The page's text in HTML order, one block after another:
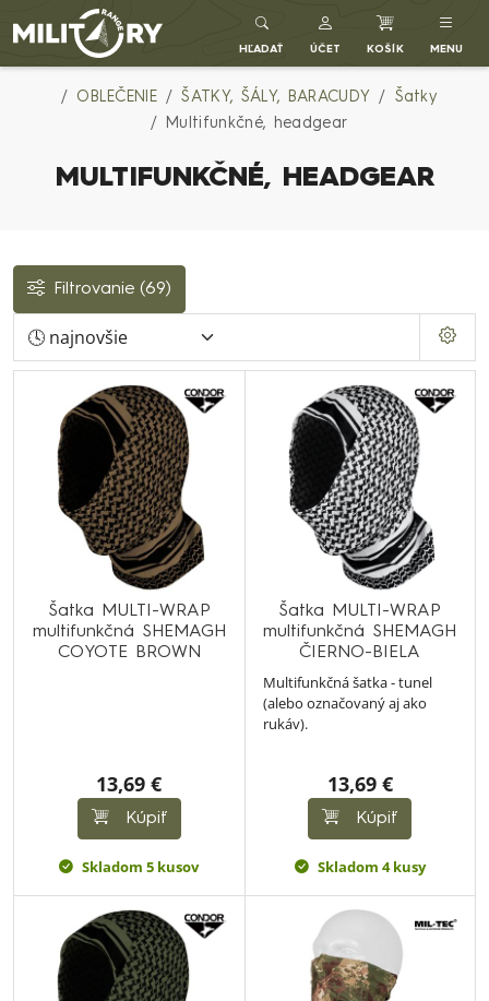
Army shop MILITARY RANGE SK
HĽADAŤ ÚČET KOŠÍK MENU
OBLEČENIE ŠATKY, ŠÁLY, BARACUDY
Šatky
Multifunkčné, headgear
MULTIFUNKČNÉ, HEADGEAR
Filtrovanie (69)
Šatka MULTI-WRAP
multifunkčná SHEMAGH
COYOTE BROWN
13,69 €
Kúpiť
Skladom 5 kusov
Šatka MULTI-WRAP
multifunkčná SHEMAGH
ČIERNO-BIELA
Multifunkčná šatka - tunel
(alebo označovaný aj ako
rukáv).
13,69 €
Kúpiť
Skladom 4 kusy